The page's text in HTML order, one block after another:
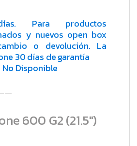
Para productos
y nuevos open box
o devolución. La
30 días de garantía
Disponible
600 G2 (21.5″)